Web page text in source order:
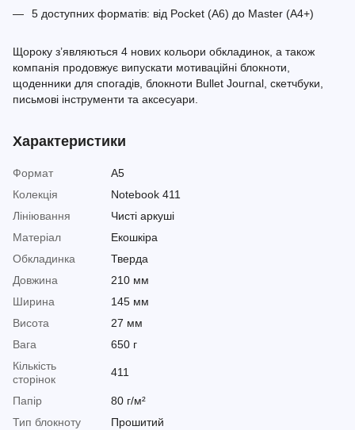
5 доступних форматів: від Pocket (A6) до Master (A4+)
Щороку з’являються 4 нових кольори обкладинок, а також
компанія продовжує випускати мотиваційні блокноти,
щоденники для спогадів, блокноти Bullet Journal, скетчбуки,
письмові інструменти та аксесуари.
Характеристики
Формат
A5
Колекція
Notebook 411
Лініювання
Чисті аркуші
Матеріал
Екошкіра
Обкладинка
Тверда
Довжина
210 мм
Ширина
145 мм
Висота
27 мм
Вага
650 г
Кількість
сторінок
411
Папір
80 г/м²
Тип блокноту
Прошитий